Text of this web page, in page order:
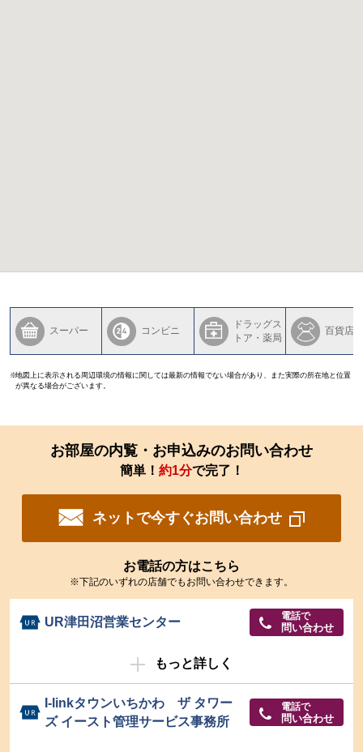
スーパー コンビニ
ドラッグス
トア・薬局
百貨店
地図上に表示される周辺環境の情報に関しては最新の情報でない場合があり、また実際の所在地と位置
が異なる場合がございます。
お部屋の内覧・お申込みのお問い合わせ
簡単！ 約1分で完了！
ネットで今すぐお問い合わせ
お電話の方はこちら
※下記のいずれの店舗でもお問い合わせできます。
UR津田沼営業センター 電話で
問い合わせ
もっと詳しく
I-linkタウンいちかわ ザ タワー
ズ イースト管理サービス事務所
電話で
問い合わせ